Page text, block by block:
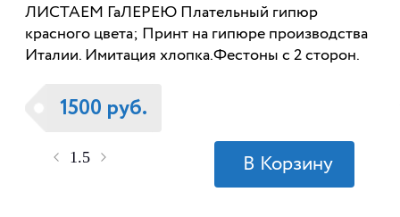
ЛИСТАЕМ ГаЛЕРЕЮ Плательный гипюр
красного цвета; Принт на гипюре производства
Италии. Имитация хлопка.Фестоны с 2 сторон.
1500 руб.